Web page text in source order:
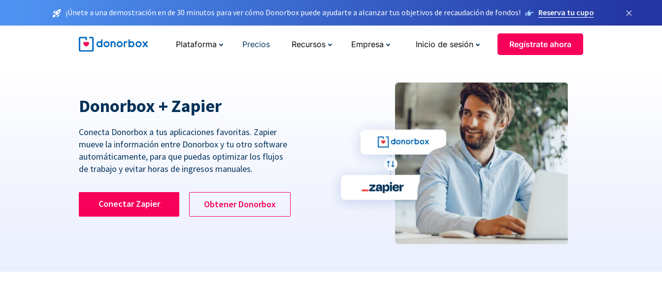
¡Únete a una demostración en de 30 minutos para ver cómo Donorbox puede ayudarte a alcanzar tus objetivos de recaudación de fondos! Reserva tu cupo ×
Plataforma Precios Recursos Empresa Inicio de sesión Regístrate ahora
Donorbox + Zapier
Conecta Donorbox a tus aplicaciones favoritas. Zapier
mueve la información entre Donorbox y tu otro software
automáticamente, para que puedas optimizar los flujos
de trabajo y evitar horas de ingresos manuales.
Conectar Zapier Obtener Donorbox